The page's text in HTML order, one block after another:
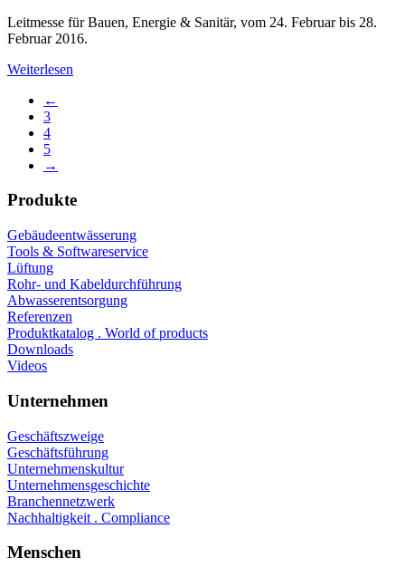
Leitmesse für Bauen, Energie & Sanitär, vom 24. Februar bis 28.
Februar 2016.
Weiterlesen
←
3
4
5
→
Produkte
Gebäudeentwässerung
Tools & Softwareservice
Lüftung
Rohr- und Kabeldurchführung
Abwasserentsorgung
Referenzen
Produktkatalog . World of products
Downloads
Videos
Unternehmen
Geschäftszweige
Geschäftsführung
Unternehmenskultur
Unternehmensgeschichte
Branchennetzwerk
Nachhaltigkeit . Compliance
Menschen